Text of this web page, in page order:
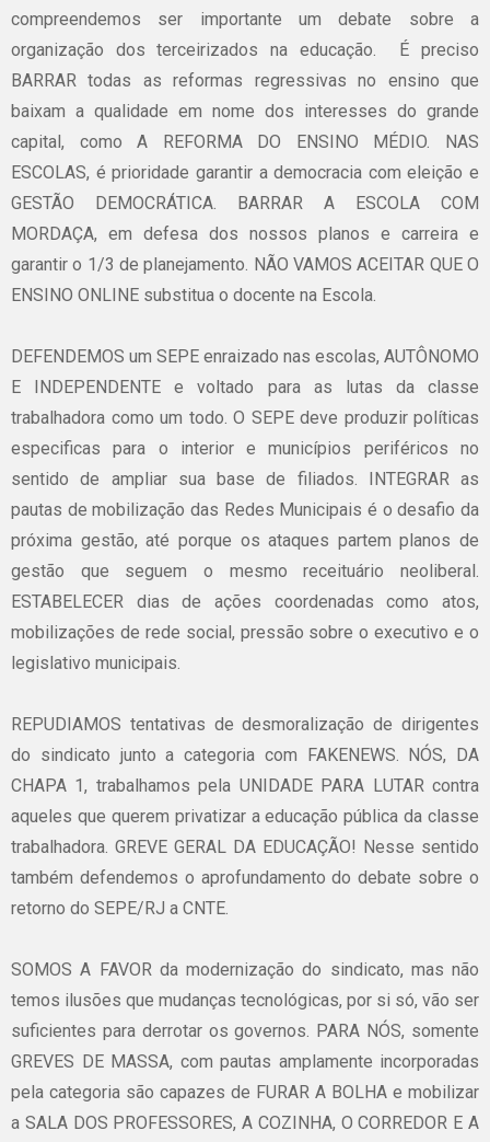
compreendemos ser importante um debate sobre a
organização dos terceirizados na educação. É preciso
BARRAR todas as reformas regressivas no ensino que
baixam a qualidade em nome dos interesses do grande
capital, como A REFORMA DO ENSINO MÉDIO. NAS
ESCOLAS, é prioridade garantir a democracia com eleição e
GESTÃO DEMOCRÁTICA. BARRAR A ESCOLA COM
MORDAÇA, em defesa dos nossos planos e carreira e
garantir o 1/3 de planejamento. NÃO VAMOS ACEITAR QUE O
ENSINO ONLINE substitua o docente na Escola.
DEFENDEMOS um SEPE enraizado nas escolas, AUTÔNOMO
E INDEPENDENTE e voltado para as lutas da classe
trabalhadora como um todo. O SEPE deve produzir políticas
especificas para o interior e municípios periféricos no
sentido de ampliar sua base de filiados. INTEGRAR as
pautas de mobilização das Redes Municipais é o desafio da
próxima gestão, até porque os ataques partem planos de
gestão que seguem o mesmo receituário neoliberal.
ESTABELECER dias de ações coordenadas como atos,
mobilizações de rede social, pressão sobre o executivo e o
legislativo municipais.
REPUDIAMOS tentativas de desmoralização de dirigentes
do sindicato junto a categoria com FAKENEWS. NÓS, DA
CHAPA 1, trabalhamos pela UNIDADE PARA LUTAR contra
aqueles que querem privatizar a educação pública da classe
trabalhadora. GREVE GERAL DA EDUCAÇÃO! Nesse sentido
também defendemos o aprofundamento do debate sobre o
retorno do SEPE/RJ a CNTE.
SOMOS A FAVOR da modernização do sindicato, mas não
temos ilusões que mudanças tecnológicas, por si só, vão ser
suficientes para derrotar os governos. PARA NÓS, somente
GREVES DE MASSA, com pautas amplamente incorporadas
pela categoria são capazes de FURAR A BOLHA e mobilizar
a SALA DOS PROFESSORES, A COZINHA, O CORREDOR E A